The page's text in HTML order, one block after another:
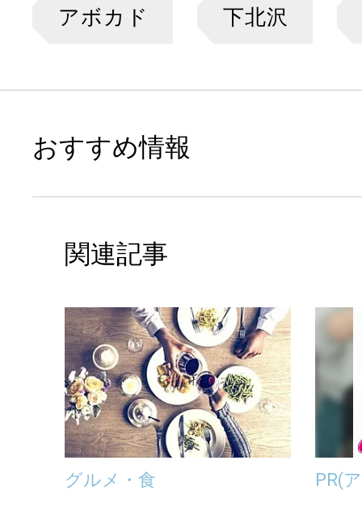
アボカド 下北沢
おすすめ情報
関連記事
グルメ・食 PR(